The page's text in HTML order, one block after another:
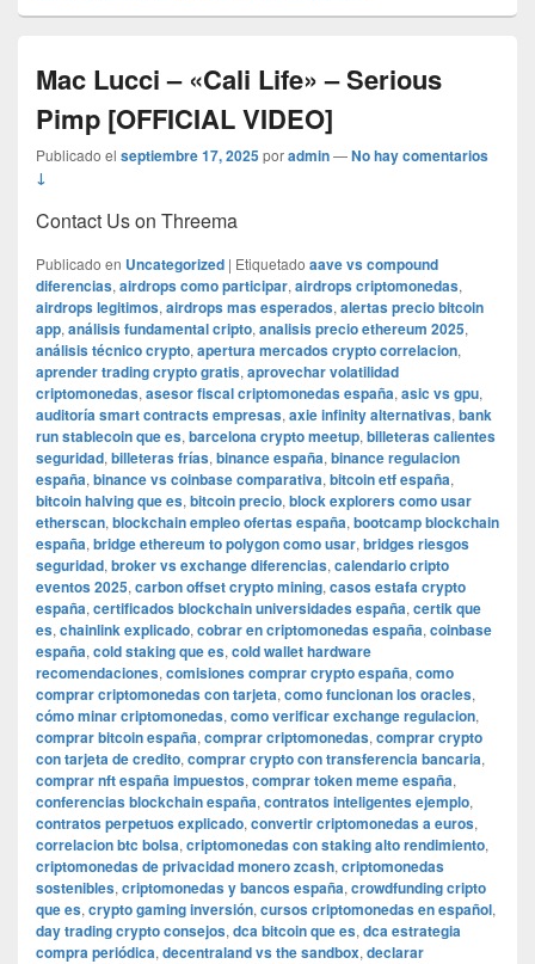
Mac Lucci – «Cali Life» – Serious
Pimp [OFFICIAL VIDEO]
Publicado el septiembre 17, 2025poradmin—No hay comentarios
↓
Contact Us on Threema
Publicado en Uncategorized | Etiquetado aave vs compound
diferencias, airdrops como participar, airdrops criptomonedas,
airdrops legitimos, airdrops mas esperados, alertas precio bitcoin
app, análisis fundamental cripto, analisis precio ethereum 2025,
análisis técnico crypto, apertura mercados crypto correlacion,
aprender trading crypto gratis, aprovechar volatilidad
criptomonedas, asesor fiscal criptomonedas españa, asic vs gpu,
auditoría smart contracts empresas, axie infinity alternativas, bank
run stablecoin que es, barcelona crypto meetup, billeteras calientes
seguridad, billeteras frías, binance españa, binance regulacion
españa, binance vs coinbase comparativa, bitcoin etf españa,
bitcoin halving que es, bitcoin precio, block explorers como usar
etherscan, blockchain empleo ofertas españa, bootcamp blockchain
españa, bridge ethereum to polygon como usar, bridges riesgos
seguridad, broker vs exchange diferencias, calendario cripto
eventos 2025, carbon offset crypto mining, casos estafa crypto
españa, certificados blockchain universidades españa, certik que
es, chainlink explicado, cobrar en criptomonedas españa, coinbase
españa, cold staking que es, cold wallet hardware
recomendaciones, comisiones comprar crypto españa, como
comprar criptomonedas con tarjeta, como funcionan los oracles,
cómo minar criptomonedas, como verificar exchange regulacion,
comprar bitcoin españa, comprar criptomonedas, comprar crypto
con tarjeta de credito, comprar crypto con transferencia bancaria,
comprar nft españa impuestos, comprar token meme españa,
conferencias blockchain españa, contratos inteligentes ejemplo,
contratos perpetuos explicado, convertir criptomonedas a euros,
correlacion btc bolsa, criptomonedas con staking alto rendimiento,
criptomonedas de privacidad monero zcash, criptomonedas
sostenibles, criptomonedas y bancos españa, crowdfunding cripto
que es, crypto gaming inversión, cursos criptomonedas en español,
day trading crypto consejos, dca bitcoin que es, dca estrategia
compra periódica, decentraland vs the sandbox, declarar